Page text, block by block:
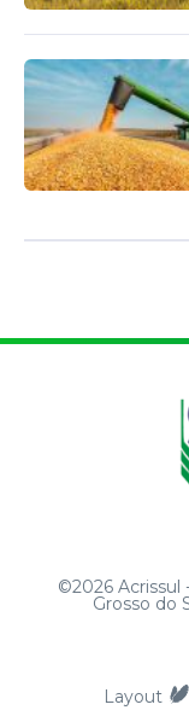
©2026 Acrissul
Grosso do
Layout